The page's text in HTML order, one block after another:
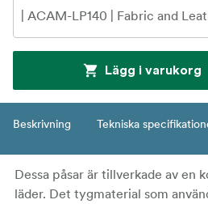
Lägg i varukorg
Beskrivning Tekniska
Dessa påsar är tillverkade av en
läder. Det tygmaterial som